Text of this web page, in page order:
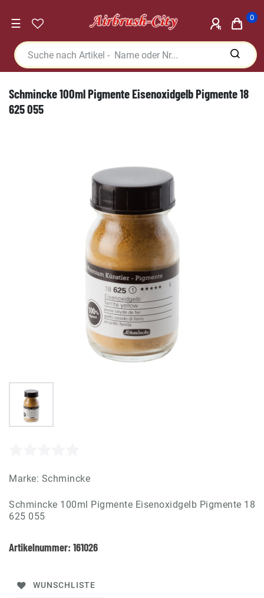
☰ 0
Schmincke 100ml Pigmente Eisenoxidgelb Pigmente 18
625 055
Marke: Schmincke
Schmincke 100ml Pigmente Eisenoxidgelb Pigmente 18
625 055
Artikelnummer: 161026
WUNSCHLISTE